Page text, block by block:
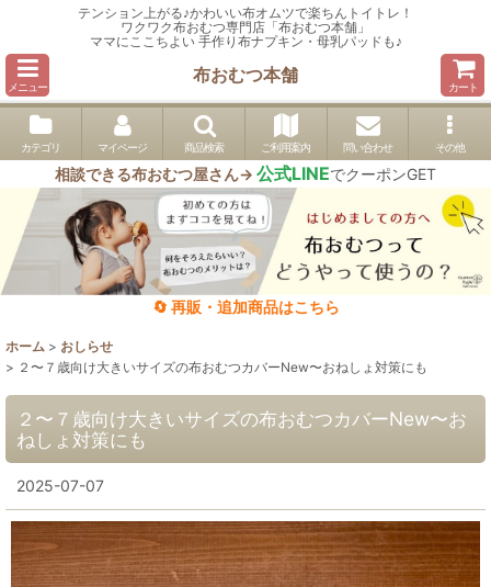
テンション上がる♪かわいい布オムツで楽ちんトイトレ！
ワクワク布おむつ専門店「布おむつ本舗」
ママにここちよい 手作り布ナプキン・母乳パッドも♪
メニュー
布おむつ本舗
カート
カテゴリ マイページ 商品検索 ご利用案内 問い合わせ その他
相談できる布おむつ屋さん→ 公式LINEでクーポンGET
🔄 再販・追加商品はこちら
ホーム > おしらせ
> ２〜７歳向け大きいサイズの布おむつカバーNew〜おねしょ対策にも
２〜７歳向け大きいサイズの布おむつカバーNew〜お
ねしょ対策にも
2025-07-07